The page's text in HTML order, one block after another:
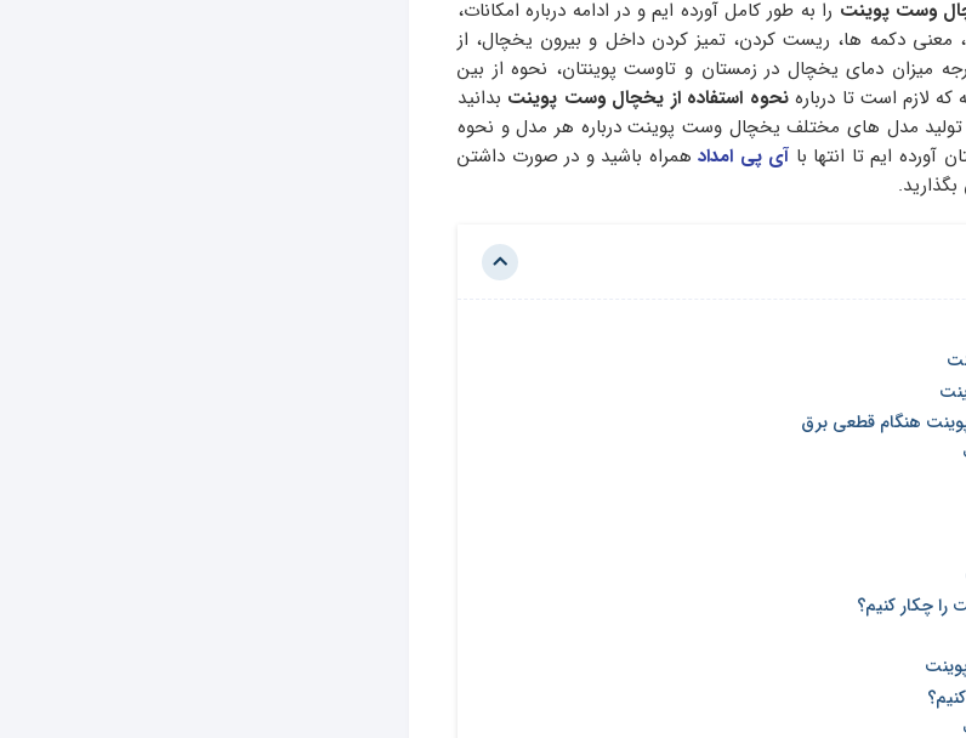
وست پوینت را به طور کامل آورده ایم و در ادامه درباره امکانات،
معنی دکمه ها، ریست کردن، تمیز کردن داخل و بیرون یخچال، از
میزان دمای یخچال در زمستان و تاوست پوینتان، نحوه از بین
لازم است تا دربارهنحوه استفاده از یخچال وست پوینت بدانید
تولید مدل های مختلف یخچال وست پوینت درباره هر مدل و نحوه
آورده ایم تا انتها با آی پی امدادهمراه باشید و در صورت داشتن
هنگام قطعی برق
چکار کنیم؟